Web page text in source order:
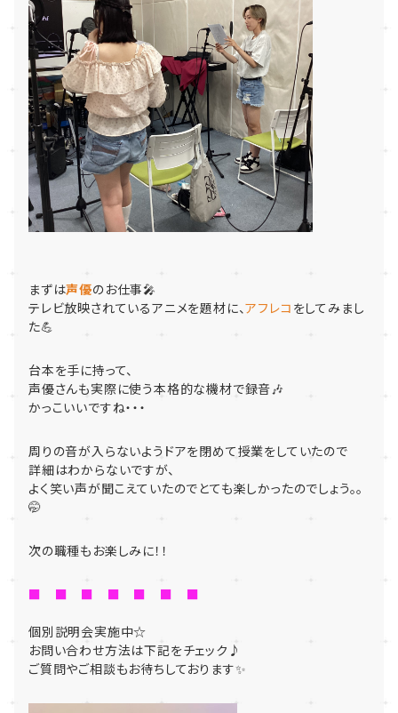
まずは声優のお仕事🎤
テレビ放映されているアニメを題材に、アフレコ をしてみまし
た💪
台本を手に持って、
声優さんも実際に使う本格的な機材で録音🎶
かっこいいですね・・・
周りの音が入らないようドアを閉めて授業をしていたので
詳細はわからないですが、
よく笑い声が聞こえていたのでとても楽しかったのでしょう。。
🤭
次の職種もお楽しみに！！
■ ■ ■ ■ ■ ■ ■
個別説明会実施中☆
お問い合わせ方法は下記をチェック♪
ご質問やご相談もお待ちしております✨